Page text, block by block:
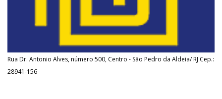
Rua Dr. Antonio Alves, número 500, Centro - São Pedro da Aldeia/ RJ Cep.:
28941-156